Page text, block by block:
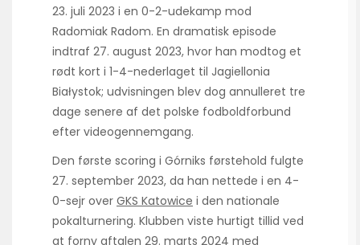
23. juli 2023 i en 0-2-udekamp mod
Radomiak Radom. En dramatisk episode
indtraf 27. august 2023, hvor han modtog et
rødt kort i 1-4-nederlaget til Jagiellonia
Białystok; udvisningen blev dog annulleret tre
dage senere af det polske fodbold­forbund
efter video­gennemgang.
Den første scoring i Górniks førstehold fulgte
27. september 2023, da han nettede i en 4-
0-sejr over GKS Katowice i den nationale
pokalturnering. Klubben viste hurtigt tillid ved
at forny aftalen 29. marts 2024 med